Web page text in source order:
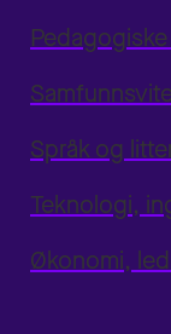
Språk og
Teknologi,
Økonomi,